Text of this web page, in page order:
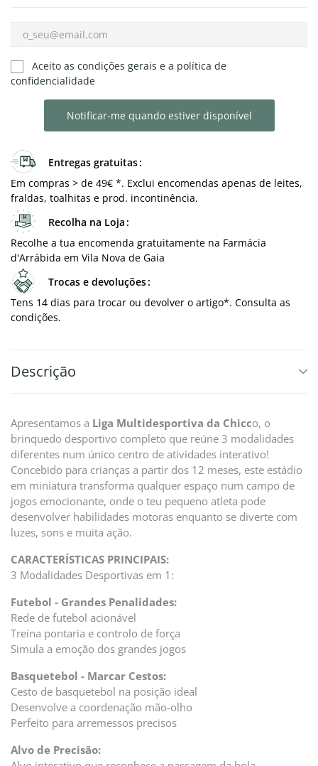
Aceito as condições gerais e a política de
confidencialidade
Notificar-me quando estiver disponível
Entregas gratuitas
Em compras > de 49€ *. Exclui encomendas apenas de leites,
fraldas, toalhitas e prod. incontinência.
Recolha na Loja
Recolhe a tua encomenda gratuitamente na Farmácia
d'Arrábida em Vila Nova de Gaia
Trocas e devoluções
Tens 14 dias para trocar ou devolver o artigo*. Consulta as
condições.
Descrição
Apresentamos a Liga Multidesportiva da Chicco, o
brinquedo desportivo completo que reúne 3 modalidades
diferentes num único centro de atividades interativo!
Concebido para crianças a partir dos 12 meses, este estádio
em miniatura transforma qualquer espaço num campo de
jogos emocionante, onde o teu pequeno atleta pode
desenvolver habilidades motoras enquanto se diverte com
luzes, sons e muita ação.
CARACTERÍSTICAS PRINCIPAIS:
3 Modalidades Desportivas em 1:
Futebol - Grandes Penalidades:
Rede de futebol acionável
Treina pontaria e controlo de força
Simula a emoção dos grandes jogos
Basquetebol - Marcar Cestos:
Cesto de basquetebol na posição ideal
Desenvolve a coordenação mão-olho
Perfeito para arremessos precisos
Alvo de Precisão: